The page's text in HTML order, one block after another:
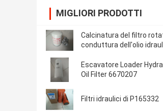
MIGLIORI PRODOTTI
Calcinatura del filtro
conduttura dell'olio
Escavatore Loader
Oil Filter 6670207
Filtri idraulici di P165332